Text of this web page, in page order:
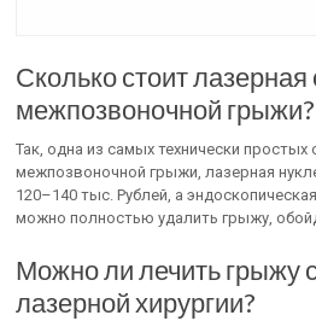
Сколько стоит
межпозвоночной грыжи?
Так, одна из самых технически
межпозвоночной грыжи, лазерная
120–140 тыс. Рублей, а
можно полностью удалить грыжу,
Можно ли лечить грыжу
лазерной хирургии?